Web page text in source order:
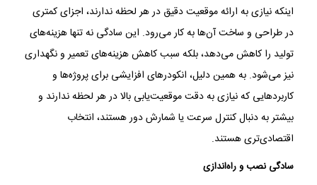
اینکه نیازی به ارائه موقعیت دقیق در هر لحظه ندارند، اجزای کمتری
در طراحی و ساخت آن‌ها به کار می‌رود. این سادگی نه تنها هزینه‌های
تولید را کاهش می‌دهد، بلکه سبب کاهش هزینه‌های تعمیر و نگهداری
نیز می‌شود. به همین دلیل، انکودرهای افزایشی برای پروژه‌ها و
کاربردهایی که نیازی به دقت موقعیت‌یابی بالا در هر لحظه ندارند و
بیشتر به دنبال کنترل سرعت یا شمارش دور هستند، انتخاب
اقتصادی‌تری هستند.
سادگی نصب و راه‌اندازی